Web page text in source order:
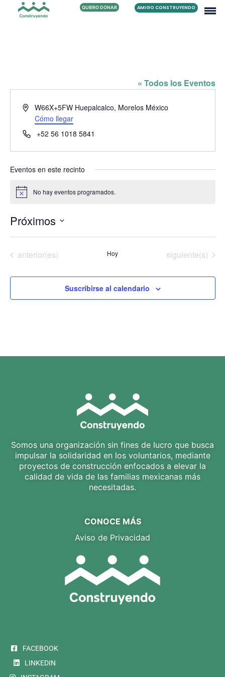
QUIERO DONAR AMIGO CONSTRUYENDO
« Todos los Eventos
Dirección
W66X+5FW Huepalcalco, Morelos México
Cómo llegar
Teléfono+52 56 1018 5841
Eventos en este recinto
Aviso No hay eventos programados.
Próximos
la
Eventos
anterior(es) Hoy Eventos
siguiente(s)
Suscribirse al calendario
Somos una organización sin fines de lucro que busca
impulsar la solidaridad en los voluntarios, mediante
proyectos de construcción enfocados a elevar la
calidad de vida de las familias mexicanas más
necesitadas.
CONOCE MÁS
Aviso de Privacidad
FACEBOOK
LINKEDIN